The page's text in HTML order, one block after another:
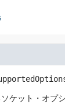
ケット・オプ